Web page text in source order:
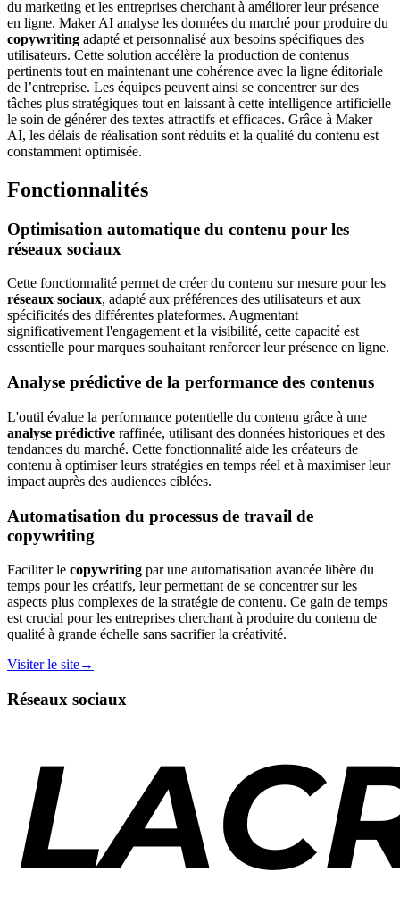
du marketing et les entreprises cherchant à améliorer leur présence
en ligne. Maker AI analyse les données du marché pour produire du
copywriting adapté et personnalisé aux besoins spécifiques des
utilisateurs. Cette solution accélère la production de contenus
pertinents tout en maintenant une cohérence avec la ligne éditoriale
de l’entreprise. Les équipes peuvent ainsi se concentrer sur des
tâches plus stratégiques tout en laissant à cette intelligence artificielle
le soin de générer des textes attractifs et efficaces. Grâce à Maker
AI, les délais de réalisation sont réduits et la qualité du contenu est
constamment optimisée.
Fonctionnalités
Optimisation automatique du contenu pour les
réseaux sociaux
Cette fonctionnalité permet de créer du contenu sur mesure pour les
réseaux sociaux, adapté aux préférences des utilisateurs et aux
spécificités des différentes plateformes. Augmentant
significativement l'engagement et la visibilité, cette capacité est
essentielle pour marques souhaitant renforcer leur présence en ligne.
Analyse prédictive de la performance des contenus
L'outil évalue la performance potentielle du contenu grâce à une
analyse prédictive raffinée, utilisant des données historiques et des
tendances du marché. Cette fonctionnalité aide les créateurs de
contenu à optimiser leurs stratégies en temps réel et à maximiser leur
impact auprès des audiences ciblées.
Automatisation du processus de travail de
copywriting
Faciliter le copywriting par une automatisation avancée libère du
temps pour les créatifs, leur permettant de se concentrer sur les
aspects plus complexes de la stratégie de contenu. Ce gain de temps
est crucial pour les entreprises cherchant à produire du contenu de
qualité à grande échelle sans sacrifier la créativité.
Visiter le site→
Réseaux sociaux